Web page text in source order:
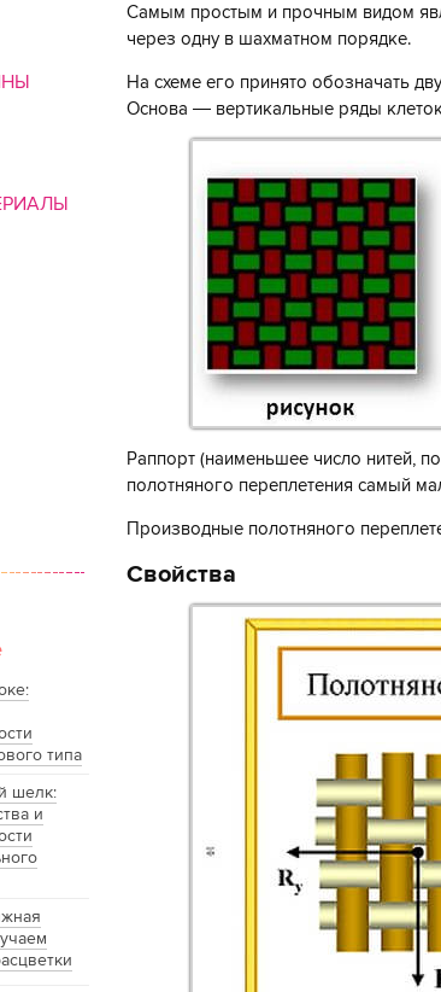
типа
шелк:
и
Самым простым и прочным видом
через одну в шахматном порядке.
На схеме его принято обозначать
Основа — вертикальные ряды
Раппорт (наименьшее число нитей,
полотняного переплетения самый
Производные полотняного
Свойства